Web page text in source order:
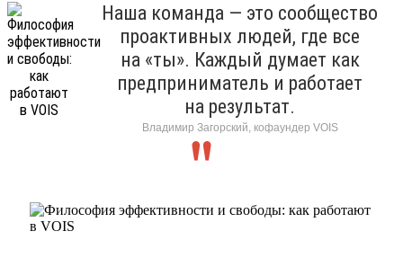
Наша команда — это сообщество
проактивных людей, где все
на «ты». Каждый думает как
предприниматель и работает
на результат.
Владимир Загорский, кофаундер VOIS